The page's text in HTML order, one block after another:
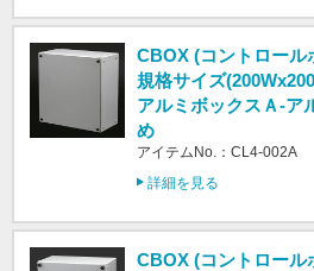
CBOX (コントロール
規格サイズ
アルミボックスＡ-ア
め
アイテムNo.：CL4-002A
詳細を見る
CBOX (コントロール